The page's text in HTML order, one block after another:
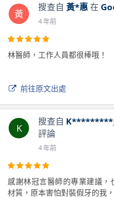
黃
搜查自 黃*惠在
4 年前
林醫師，工作人員都很棒哦！
前往原文出處
K
搜查自
評論
4 年前
感謝林冠言醫師的專業建議
材質，原本害怕對裝假牙的我